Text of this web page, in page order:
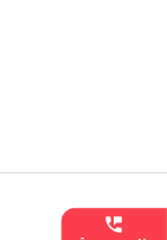
perm_phone_msg